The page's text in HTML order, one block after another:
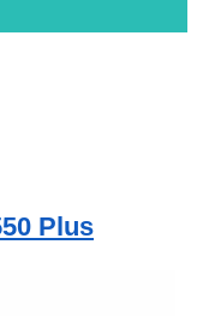
Plus